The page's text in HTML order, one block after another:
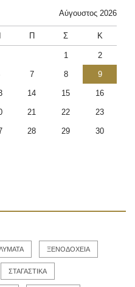
Αύγουστος 2026
Π Σ Κ
1 2
7 8 9
14 15 16
21 22 23
28 29 30
ΞΕΝΟΔΟΧΕΙΑ
ΣΤΑΓΑΣΤΙΚΑ